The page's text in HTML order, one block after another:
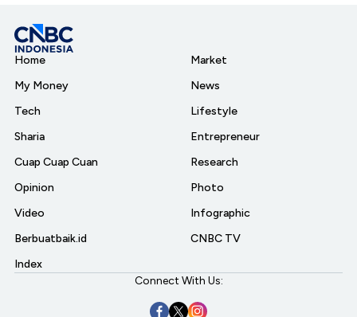
Home
My Money
Tech
Sharia
Cuap Cuap Cuan
Opinion
Video
Berbuatbaik.id
Index
Market
News
Lifestyle
Entrepreneur
Research
Photo
Infographic
CNBC TV
Connect With Us: